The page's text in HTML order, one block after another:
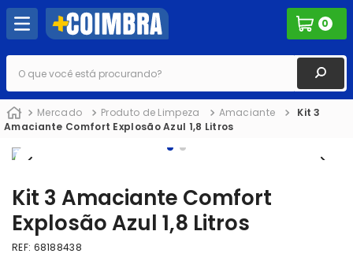
0
O que você está procurando?
Mercado Produto de Limpeza Amaciante
Kit 3
Amaciante Comfort Explosão Azul 1,8 Litros
Kit 3 Amaciante Comfort
Explosão Azul 1,8 Litros
REF: 68188438